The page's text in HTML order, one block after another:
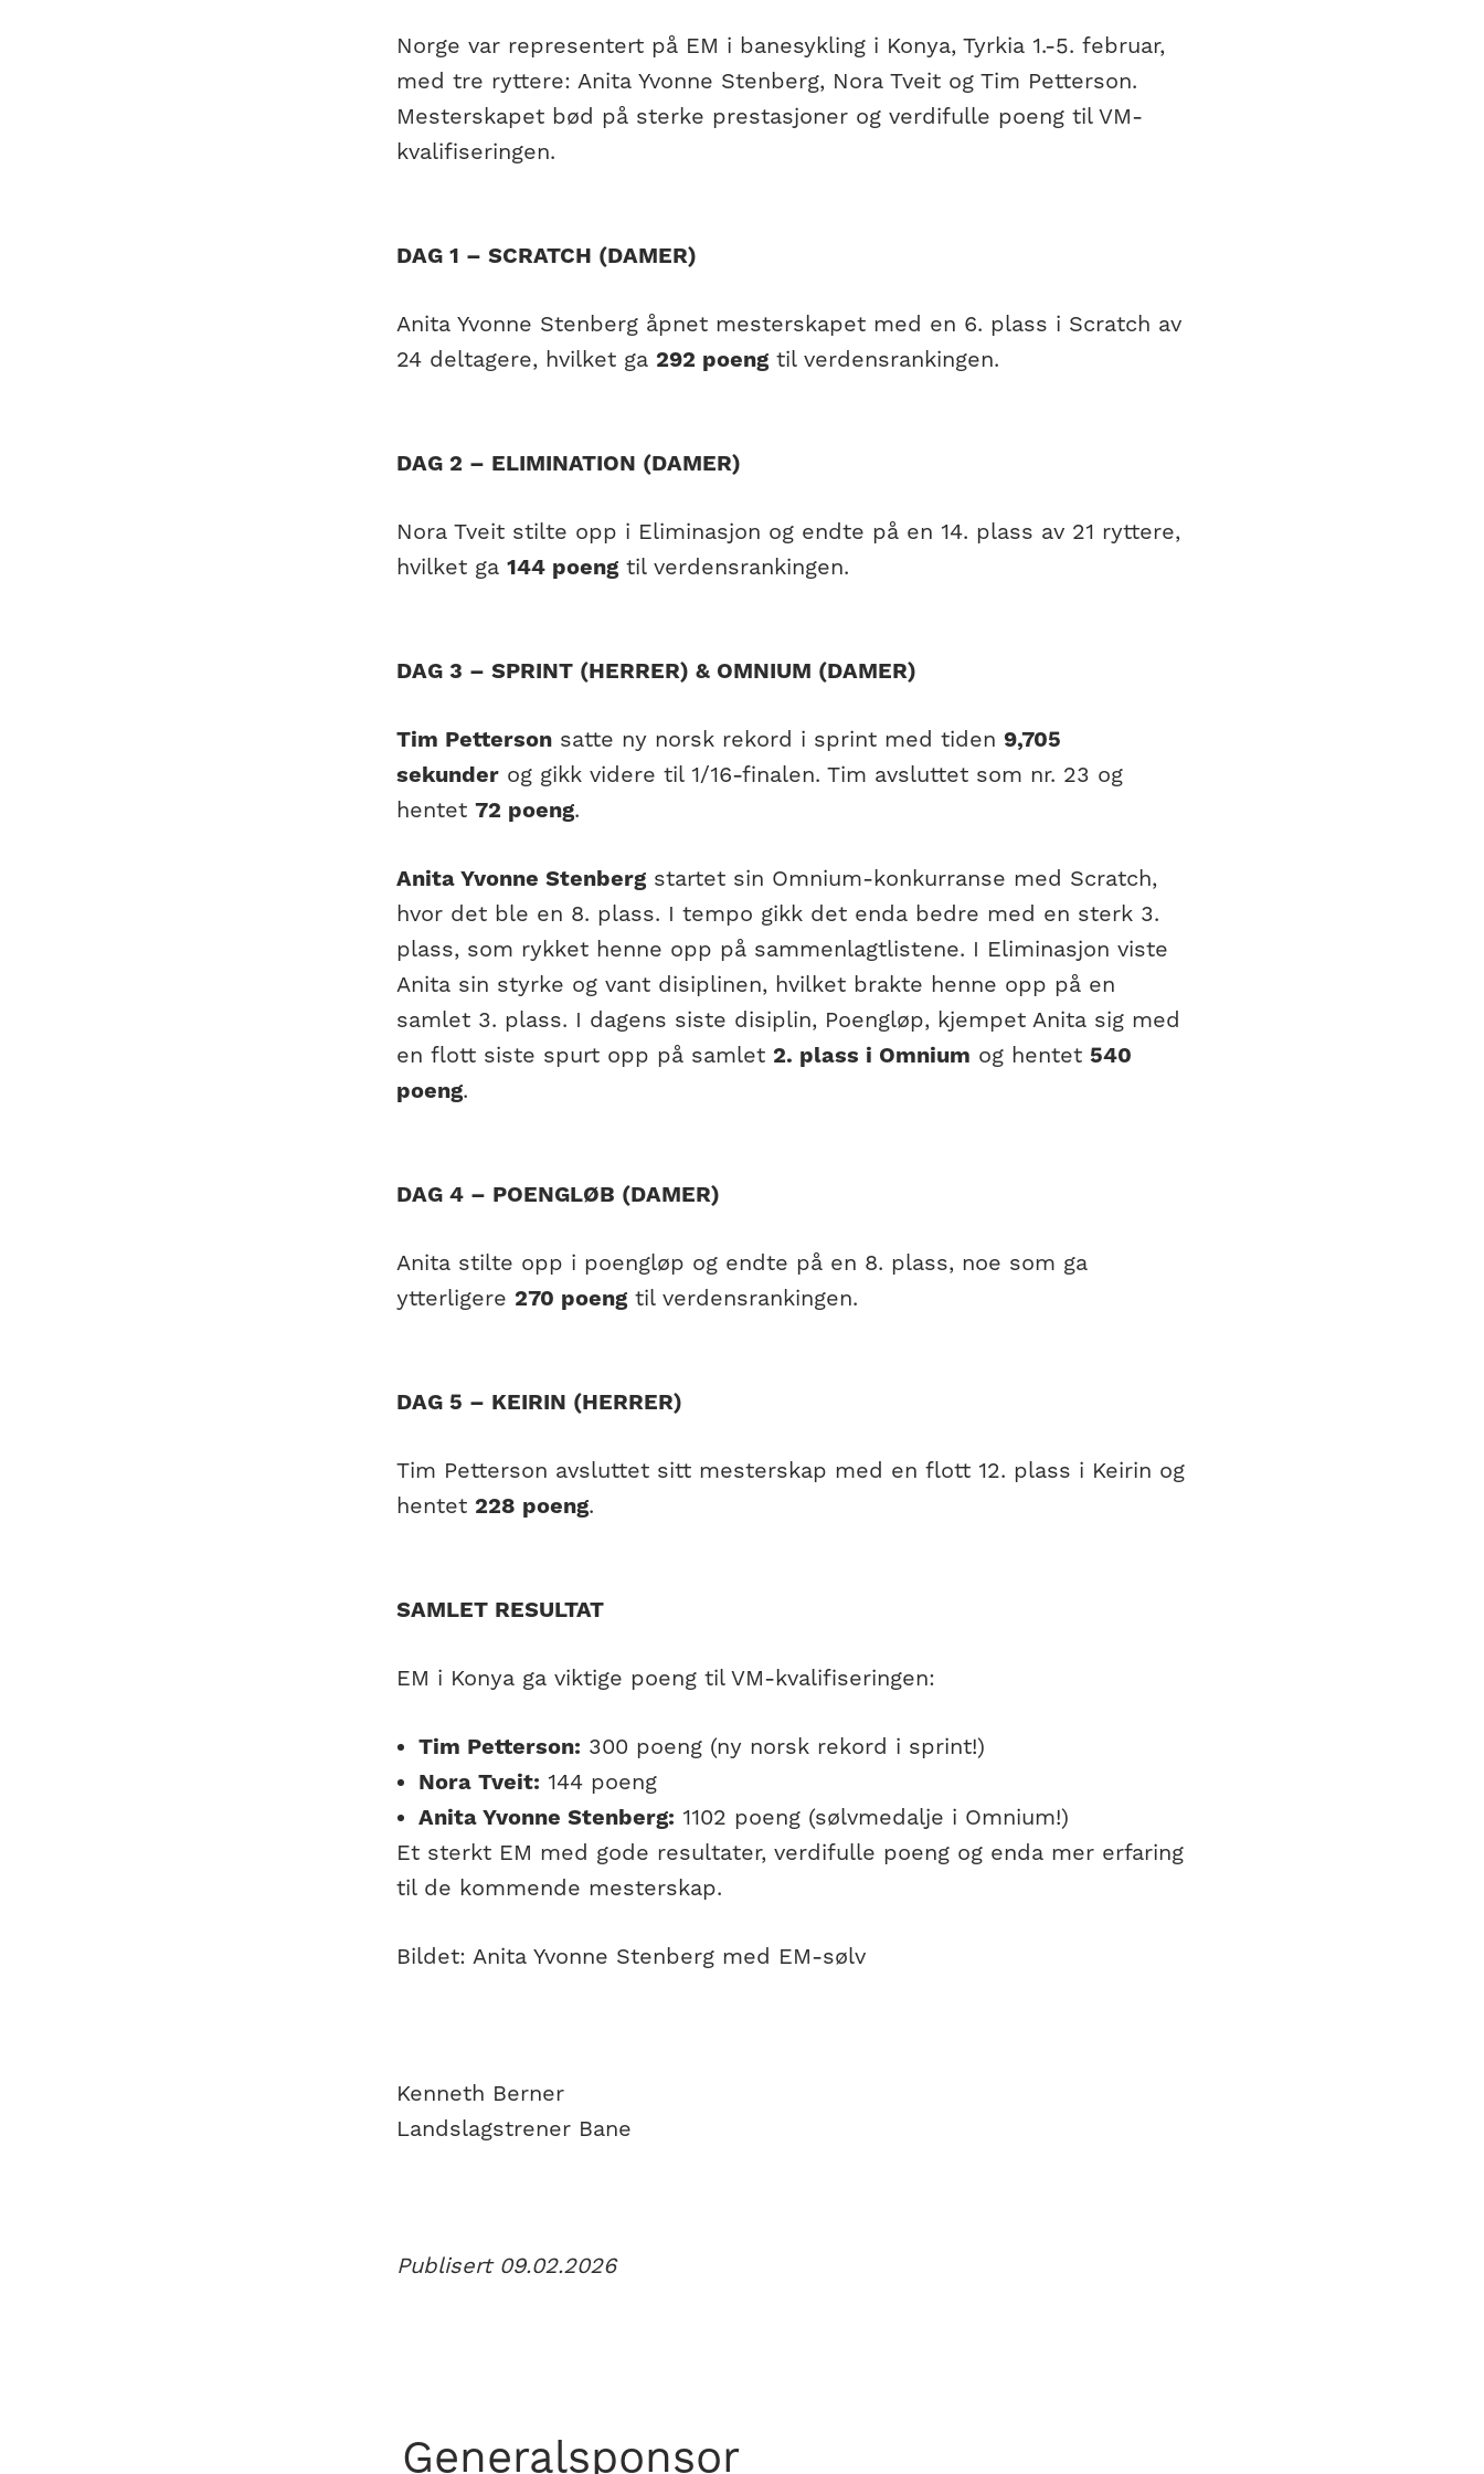
Norge var representert på EM i banesykling i Konya, Tyrkia 1.-5. februar,
med tre ryttere: Anita Yvonne Stenberg, Nora Tveit og Tim Petterson.
Mesterskapet bød på sterke prestasjoner og verdifulle poeng til VM-
kvalifiseringen.
DAG 1 – SCRATCH (DAMER)
Anita Yvonne Stenberg åpnet mesterskapet med en 6. plass i Scratch av
24 deltagere, hvilket ga 292 poengtil verdensrankingen.
DAG 2 – ELIMINATION (DAMER)
Nora Tveit stilte opp i Eliminasjon og endte på en 14. plass av 21 ryttere,
hvilket ga 144 poengtil verdensrankingen.
DAG 3 – SPRINT (HERRER) & OMNIUM (DAMER)
Tim Pettersonsatte ny norsk rekord i sprint med tiden 9,705
sekunderog gikk videre til 1/16-finalen. Tim avsluttet som nr. 23 og
hentet 72 poeng.
Anita Yvonne Stenbergstartet sin Omnium-konkurranse med Scratch,
hvor det ble en 8. plass. I tempo gikk det enda bedre med en sterk 3.
plass, som rykket henne opp på sammenlagtlistene. I Eliminasjon viste
Anita sin styrke og vant disiplinen, hvilket brakte henne opp på en
samlet 3. plass. I dagens siste disiplin, Poengløp, kjempet Anita sig med
en flott siste spurt opp på samlet 2. plass i Omnium og hentet 540
poeng.
DAG 4 – POENGLØB (DAMER)
Anita stilte opp i poengløp og endte på en 8. plass, noe som ga
ytterligere 270 poengtil verdensrankingen.
DAG 5 – KEIRIN (HERRER)
Tim Petterson avsluttet sitt mesterskap med en flott 12. plass i Keirin og
hentet 228 poeng.
SAMLET RESULTAT
EM i Konya ga viktige poeng til VM-kvalifiseringen:
Tim Petterson: 300 poeng (ny norsk rekord i sprint!)
Nora Tveit: 144 poeng
Anita Yvonne Stenberg: 1102 poeng (sølvmedalje i Omnium!)
Et sterkt EM med gode resultater, verdifulle poeng og enda mer erfaring
til de kommende mesterskap.
Bildet: Anita Yvonne Stenberg med EM-sølv
Kenneth Berner
Landslagstrener Bane
Publisert 09.02.2026
Generalsponsor